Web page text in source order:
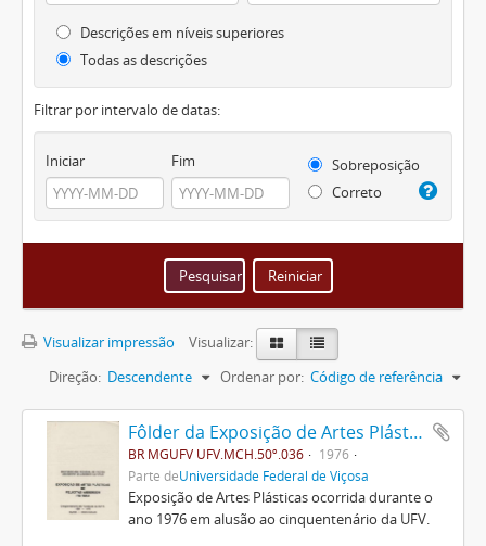
Descrições em níveis superiores
Todas as descrições
Filtrar por intervalo de datas:
Iniciar Fim
Sobreposição
Correto
Visualizar impressão
Visualizar:
Ordenar por: Código de referência
Direção: Descendente
Fôlder da Exposição de Artes Plásticas
BR MGUFV UFV.MCH.50º.036
1976
Parte deUniversidade Federal de Viçosa
Exposição de Artes Plásticas ocorrida durante o
ano 1976 em alusão ao cinquentenário da UFV.